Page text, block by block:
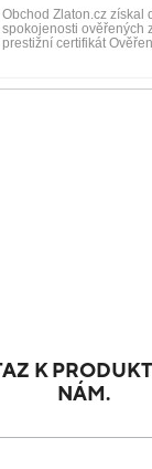
K
NÁM.